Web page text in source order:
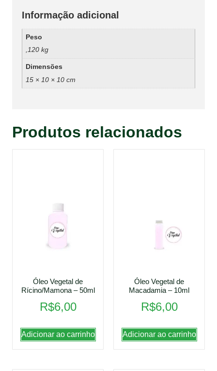
Informação adicional
Peso
,120 kg
Dimensões
15 × 10 × 10 cm
Produtos relacionados
Óleo Vegetal de
Rícino/Mamona – 50ml
R$6,00
Adicionar ao carrinho
Óleo Vegetal de
Macadamia – 10ml
R$6,00
Adicionar ao carrinho